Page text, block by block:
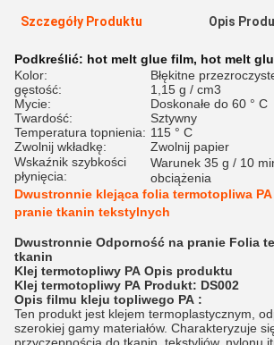
Szczegóły Produktu Opis
Podkreślić: hot melt glue film, hot melt
Kolor:
Błękitne
gęstość:
1,15 g / cm3
Mycie:
Doskonałe do 60 ° C
Twardość:
Sztywny
Temperatura topnienia: 115 ° C
Zwolnij wkładkę:
Zwolnij papier
Wskaźnik szybkości
płynięcia:
Warunek 35 g / 10
obciążenia
Dwustronnie klejąca folia termotopliwa
pranie tkanin tekstylnych
Dwustronnie Odporność na pranie Folia
tkanin
Klej termotopliwy PA Opis produktu
Klej termotopliwy PA Produkt: DS002
Opis filmu kleju topliwego PA :
Ten produkt jest klejem termoplastycznym,
szerokiej gamy materiałów. Charakteryzuje